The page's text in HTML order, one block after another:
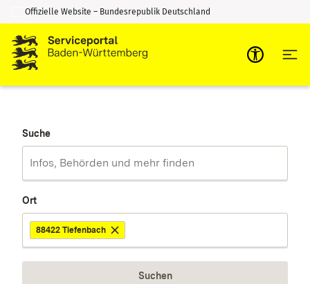
Zum Inhalt springen
Zur Suche springen
Offizielle Website – Bundesrepublik Deutschland
Suche
Ort
88422 Tiefenbach
Suchen